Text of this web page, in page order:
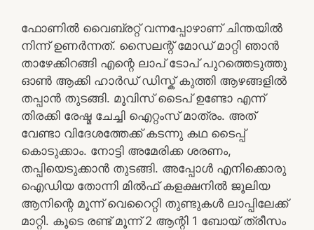
ഫോണിൽ വൈബ്രറ്റ് വന്നപ്പോഴാണ് ചിന്തയിൽ
നിന്ന് ഉണർന്നത്. സൈലന്റ് മോഡ് മാറ്റി ഞാൻ
താഴേക്കിറങ്ങി എന്റെ ലാപ് ടോപ് പുറത്തെടുത്തു
ഓൺ ആക്കി ഹാർഡ് ഡിസ്ക് കുത്തി ആഴങ്ങളിൽ
തപ്പാൻ തുടങ്ങി. മൂവിസ് ടൈപ് ഉണ്ടോ എന്ന്
തിരക്കി രേഷ്മ ചേച്ചി ഐറ്റംസ് മാത്രം. അത്
വേണ്ടാ വിദേശത്തേക്ക് കടന്നു കഥ ടൈപ്പ്
കൊടുക്കാം. നോട്ടി അമേരിക്ക ശരണം,
തപ്പിയെടുക്കാൻ തുടങ്ങി. അപ്പോൾ എനിക്കൊരു
ഐഡിയ തോന്നി മിൽഫ് കളക്ഷനിൽ ജൂലിയ
ആനിന്റെ മൂന്ന് വെറൈറ്റി തുണ്ടുകൾ ലാപ്പിലേക്ക്
മാറ്റി. കൂടെ രണ്ട് മൂന്ന് 2 ആന്റി 1 ബോയ് ത്രീസം